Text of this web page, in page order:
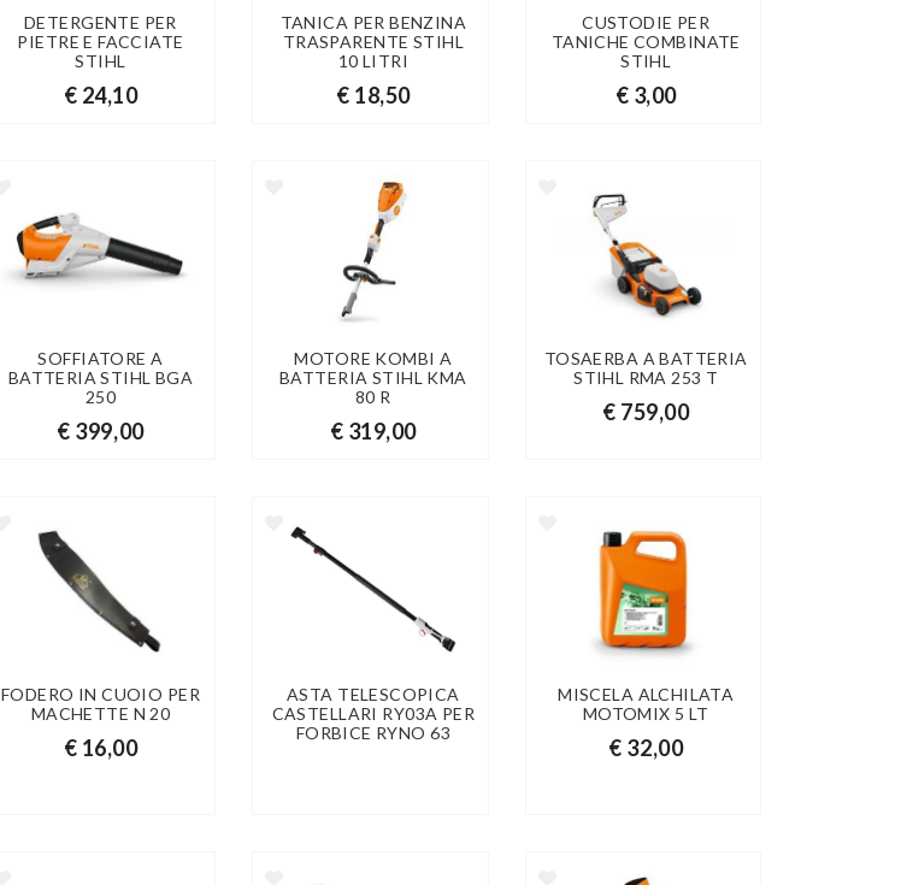
DETERGENTE PER
PIETRE E FACCIATE
STIHL
€ 24,10
TANICA PER BENZINA
TRASPARENTE STIHL
10 LITRI
€ 18,50
CUSTODIE PER
TANICHE COMBINATE
STIHL
€ 3,00
SOFFIATORE A
BATTERIA STIHL BGA
250
€ 399,00
MOTORE KOMBI A
BATTERIA STIHL KMA
80 R
€ 319,00
TOSAERBA A BATTERIA
STIHL RMA 253 T
€ 759,00
FODERO IN CUOIO PER
MACHETTE N 20
€ 16,00
ASTA TELESCOPICA
CASTELLARI RY03A PER
FORBICE RYNO 63
MISCELA ALCHILATA
MOTOMIX 5 LT
€ 32,00